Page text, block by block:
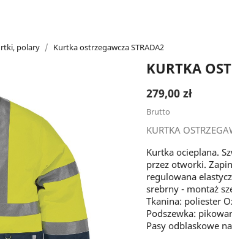
polary Kurtka ostrzegawcza STRADA2
KURTKA
279,00 zł
Brutto
KURTKA
Kurtka ocieplana.
przez otworki.
regulowana
srebrny - montaż
Tkanina: poliester
Podszewka:
Pasy odblaskowe